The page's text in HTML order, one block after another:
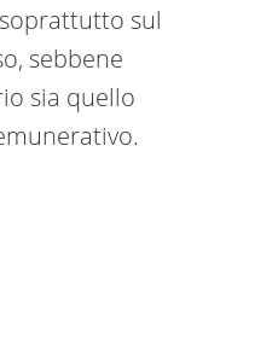
sul
sebbene
sia quello